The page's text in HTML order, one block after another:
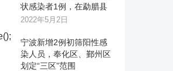
状感染者1例，在勐腊县
2022年5月2日
宁波新增2例初筛阳性感
染人员，奉化区、鄞州区
划定“三区”范围